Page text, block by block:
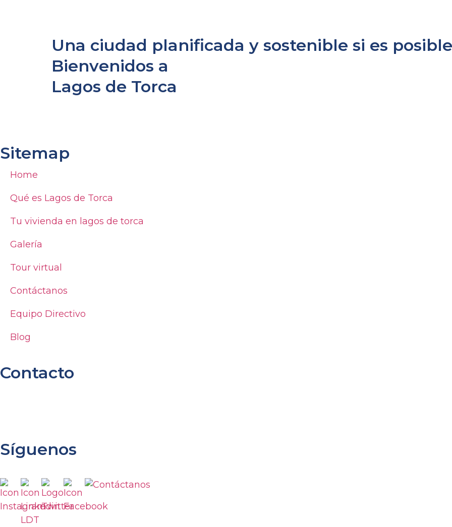
Una ciudad planificada y sostenible si es posible
Bienvenidos a
Lagos de Torca
Sitemap
Home
Qué es Lagos de Torca
Tu vivienda en lagos de torca
Galería
Tour virtual
Contáctanos
Equipo Directivo
Blog
Contacto
Síguenos